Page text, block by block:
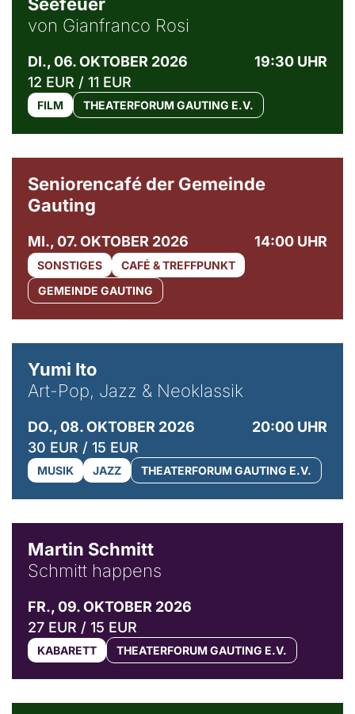
von Gianfranco Rosi
DI., 06. OKTOBER 2026
19:30 UHR
12 EUR / 11 EUR
FILM THEATERFORUM GAUTING E.V.
Seniorencafé der Gemeinde
Gauting
MI., 07. OKTOBER 2026 14:00 UHR
SONSTIGES
CAFÉ & TREFFPUNKT
GEMEINDE GAUTING
Yumi Ito
Art-Pop, Jazz & Neoklassik
DO., 08. OKTOBER 2026
20:00 UHR
30 EUR / 15 EUR
MUSIK JAZZ THEATERFORUM GAUTING E.V.
Martin Schmitt
Schmitt happens
FR., 09. OKTOBER 2026
27 EUR / 15 EUR
KABARETT THEATERFORUM GAUTING E.V.